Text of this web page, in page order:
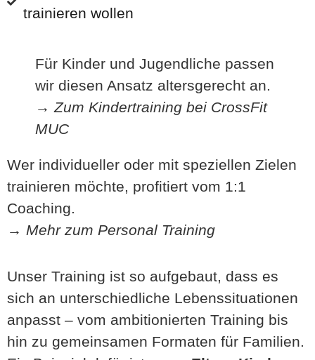
trainieren wollen
Für Kinder und Jugendliche passen
wir diesen Ansatz altersgerecht an.
→ Zum Kindertraining bei CrossFit
MUC
Wer individueller oder mit speziellen Zielen
trainieren möchte, profitiert vom 1:1
Coaching.
→ Mehr zum Personal Training
Unser Training ist so aufgebaut, dass es
sich an unterschiedliche Lebenssituationen
anpasst – vom ambitionierten Training bis
hin zu gemeinsamen Formaten für Familien.